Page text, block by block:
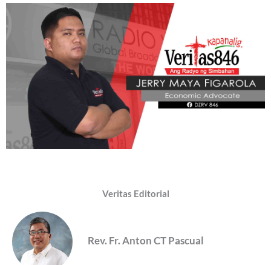
Veritas Editorial
Rev. Fr. Anton CT Pascual